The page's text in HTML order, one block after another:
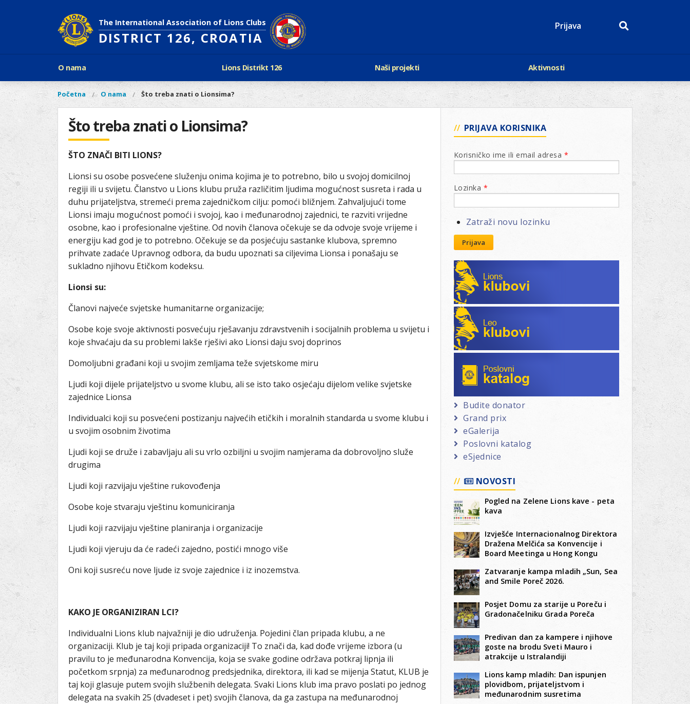
The International Association of Lions Clubs
DISTRICT 126, CROATIA
Prijava
izbornik
O nama
Povijest Lions Internationala
Ciljevi predsjednika LCI
Što treba znati o Lionsima?
Područja djelovanja
Dijabetes
Glad
Zaštita okoliša
Rak kod djece
Linkovi
Lions International
Club finder
Lions Distrikt 126
Povijest Lionsa
Lions i Leo klubovi
Gdje se sastaju
Ustroj
Podaci o D-126 i kontakt
Guverneri 126
Rukovodstvo Leo Distrikta
Podaci o LEO D-126 i kontakt
Naši projekti
LCIF
Razmjena mladeži i kamp
Regata jedrima protiv droge
Projekti klubova
New Voices
Aktivnosti
Događaji
Kalendar
Lions Magazin
izbornik
nama
Aktivnosti
Vi
ste
ovdje
Početna O nama Što treba znati o Lionsima?
Što treba znati o Lionsima?
ŠTO ZNAČI BITI LIONS?
Lionsi su osobe posvećene služenju onima kojima je to potrebno, bilo u svojoj domicilnoj
regiji ili u svijetu. Članstvo u Lions klubu pruža različitim ljudima mogućnost susreta i rada u
duhu prijateljstva, stremeći prema zajedničkom cilju: pomoći bližnjem. Zahvaljujući tome
Lionsi imaju mogućnost pomoći i svojoj, kao i međunarodnoj zajednici, te razviti vrijedne
osobne, kao i profesionalne vještine. Od novih članova očekuje se da odvoje svoje vrijeme i
energiju kad god je to potrebno. Očekuje se da posjećuju sastanke klubova, spremno
prihvate zadaće Upravnog odbora, da budu upoznati sa ciljevima Lionsa i ponašaju se
sukladno njihovu Etičkom kodeksu.
Lionsi su:
Članovi najveće svjetske humanitarne organizacije;
Osobe koje svoje aktivnosti posvećuju rješavanju zdravstvenih i socijalnih problema u svijetu i
koje shvaćaju da su problemi lakše rješivi ako Lionsi daju svoj doprinos
Domoljubni građani koji u svojim zemljama teže svjetskome miru
Ljudi koji dijele prijateljstvo u svome klubu, ali se isto tako osjećaju dijelom velike svjetske
zajednice Lionsa
Individualci koji su posvećeni postizanju najvećih etičkih i moralnih standarda u svome klubu i
u svojim osobnim životima
Ljudi koji se druže i zabavljaju ali su vrlo ozbiljni u svojim namjerama da dobrovoljno služe
drugima
Ljudi koji razvijaju vještine rukovođenja
Osobe koje stvaraju vještinu komuniciranja
Ljudi koji razvijaju vještine planiranja i organizacije
Ljudi koji vjeruju da će radeći zajedno, postići mnogo više
Oni koji susreću nove ljude iz svoje zajednice i iz inozemstva.
KAKO JE ORGANIZIRAN LCI?
Individualni Lions klub najvažniji je dio udruženja. Pojedini član pripada klubu, a ne
organizaciji. Klub je taj koji pripada organizaciji! To znači da, kad dođe vrijeme izbora (u
pravilu to je međunarodna Konvencija, koja se svake godine održava potkraj lipnja ili
početkom srpnja) za međunarodnog predsjednika, direktora, ili kad se mijenja Statut, KLUB je
taj koji glasuje putem svojih službenih delegata. Svaki Lions klub ima pravo poslati po jednog
delegata na svakih 25 (dvadeset i pet) svojih članova, da ga zastupa na međunarodnoj
PRIJAVA KORISNIKA
Korisničko ime ili email adresa *
Lozinka *
Zatraži novu lozinku
Prijava
Lions klubovi
Leo klubovi
Budite donator
Grand prix
eGalerija
Poslovni katalog
eSjednice
NOVOSTI
Pogled na Zelene Lions kave - peta
kava
Izvješće Internacionalnog Direktora
Dražena Melčića sa Konvencije i
Board Meetinga u Hong Kongu
Zatvaranje kampa mladih „Sun, Sea
and Smile Poreč 2026.
Posjet Domu za starije u Poreču i
Gradonačelniku Grada Poreča
Predivan dan za kampere i njihove
goste na brodu Sveti Mauro i
atrakcije u Istralandiji
Lions kamp mladih: Dan ispunjen
plovidbom, prijateljstvom i
međunarodnim susretima